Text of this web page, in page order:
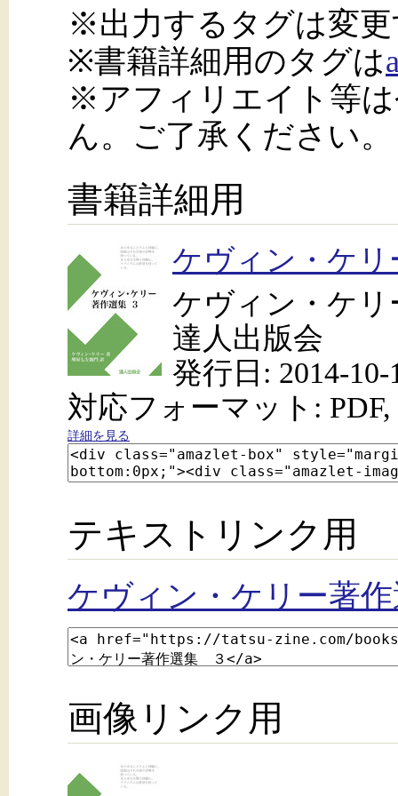
※出力するタグは変
※書籍詳細用のタグは
※アフィリエイト等
ん。ご了承ください。
書籍詳細用
ケヴィン・ケ
ケヴィン・ケリ
達人出版会
発行日: 2014-10-
対応フォーマット: PDF,
詳細を見る
テキストリンク用
ケヴィン・ケリー著
画像リンク用